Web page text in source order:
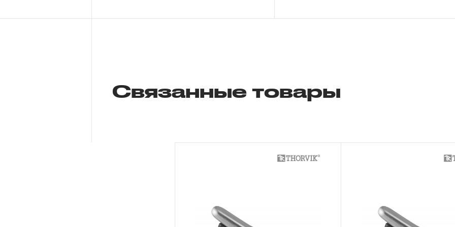
гарантии», в связи с сокращенным
2.2 При повышенной интенсивности или
дате продажи, указанной в гарантийном
инструмента или документе,
Связанные товары